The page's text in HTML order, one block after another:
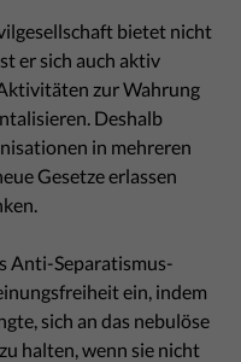
bietet nicht
er sich auch aktiv
zur Wahrung
Deshalb
in mehreren
Gesetze erlassen
Anti-Separatismus-
ein, indem
sich an das nebulöse
halten, wenn sie nicht